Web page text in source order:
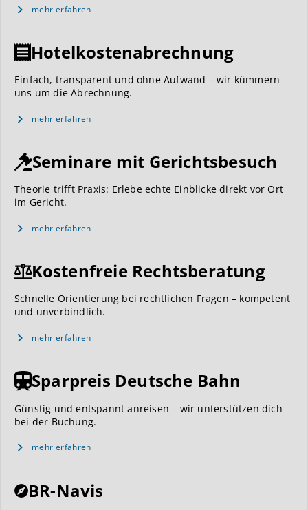
mehr erfahren
Hotelkostenabrechnung
Einfach, transparent und ohne Aufwand – wir kümmern
uns um die Abrechnung.
mehr erfahren
Seminare mit Gerichtsbesuch
Theorie trifft Praxis: Erlebe echte Einblicke direkt vor Ort
im Gericht.
mehr erfahren
Kostenfreie Rechtsberatung
Schnelle Orientierung bei rechtlichen Fragen – kompetent
und unverbindlich.
mehr erfahren
Sparpreis Deutsche Bahn
Günstig und entspannt anreisen – wir unterstützen dich
bei der Buchung.
mehr erfahren
BR-Navis